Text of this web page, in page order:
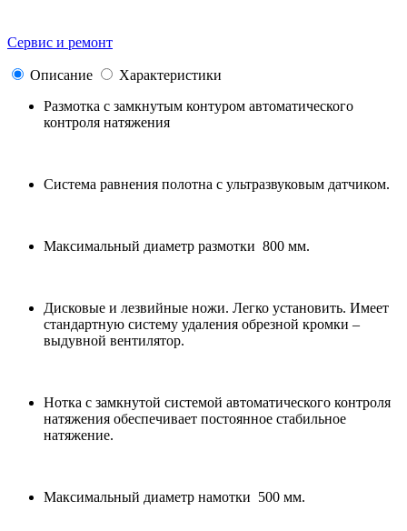
Сервис и ремонт
Описание
Характеристики
Размотка с замкнутым контуром автоматического
контроля натяжения
Система равнения полотна с ультразвуковым датчиком.
Максимальный диаметр размотки 800 мм.
Дисковые и лезвийные ножи. Легко установить. Имеет
стандартную систему удаления обрезной кромки –
выдувной вентилятор.
Нотка с замкнутой системой автоматического контроля
натяжения обеспечивает постоянное стабильное
натяжение.
Максимальный диаметр намотки 500 мм.